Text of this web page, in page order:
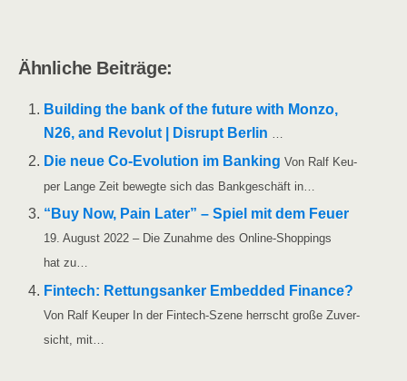
Ähn­li­che Beiträge:
Buil­ding the bank of the future with Mon­zo,
N26, and Revo­lut | Dis­rupt Ber­lin …
Die neue Co-Evo­lu­­ti­on im Ban­king Von Ralf Keu­
per Lan­ge Zeit beweg­te sich das Bank­ge­schäft in…
“Buy Now, Pain Later” – Spiel mit dem Feu­er
19. August 2022 – Die Zunah­me des Online-Shop­­­pings
hat zu…
Fin­tech: Ret­tungs­an­ker Embedded Finan­ce?
Von Ralf Keu­per In der Fin­­tech-Sze­­ne herrscht gro­ße Zuver­
sicht, mit…